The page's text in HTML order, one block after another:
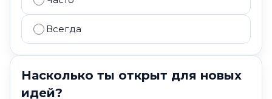
Всегда
Насколько ты открыт для новых
идей?